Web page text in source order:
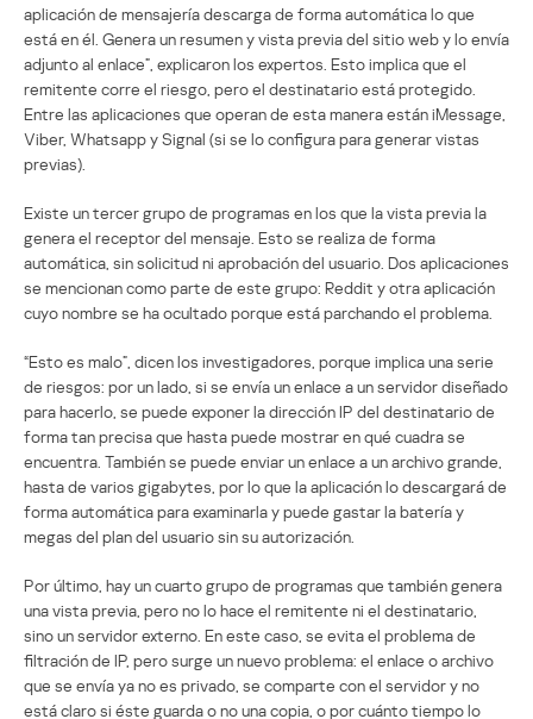
aplicación de mensajería descarga de forma automática lo que
está en él. Genera un resumen y vista previa del sitio web y lo envía
adjunto al enlace”, explicaron los expertos. Esto implica que el
remitente corre el riesgo, pero el destinatario está protegido.
Entre las aplicaciones que operan de esta manera están iMessage,
Viber, Whatsapp y Signal (si se lo configura para generar vistas
previas).
Existe un tercer grupo de programas en los que la vista previa la
genera el receptor del mensaje. Esto se realiza de forma
automática, sin solicitud ni aprobación del usuario. Dos aplicaciones
se mencionan como parte de este grupo: Reddit y otra aplicación
cuyo nombre se ha ocultado porque está parchando el problema.
“Esto es malo”, dicen los investigadores, porque implica una serie
de riesgos: por un lado, si se envía un enlace a un servidor diseñado
para hacerlo, se puede exponer la dirección IP del destinatario de
forma tan precisa que hasta puede mostrar en qué cuadra se
encuentra. También se puede enviar un enlace a un archivo grande,
hasta de varios gigabytes, por lo que la aplicación lo descargará de
forma automática para examinarla y puede gastar la batería y
megas del plan del usuario sin su autorización.
Por último, hay un cuarto grupo de programas que también genera
una vista previa, pero no lo hace el remitente ni el destinatario,
sino un servidor externo. En este caso, se evita el problema de
filtración de IP, pero surge un nuevo problema: el enlace o archivo
que se envía ya no es privado, se comparte con el servidor y no
está claro si éste guarda o no una copia, o por cuánto tiempo lo